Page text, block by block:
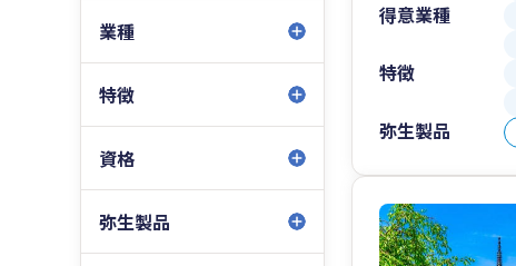
業種
特徴
資格
弥生製品
得意業種
特徴
弥生製品